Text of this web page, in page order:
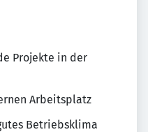
Projekte in der
Arbeitsplatz
Betriebsklima